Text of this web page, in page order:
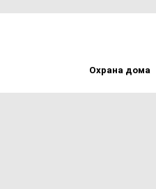
Охрана дома